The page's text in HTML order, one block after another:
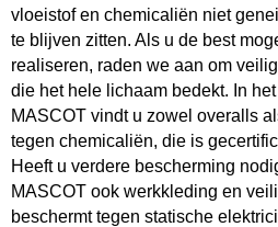
vloeistof en chemicaliën niet
te blijven zitten. Als u de best
realiseren, raden we aan om
die het hele lichaam bedekt. In
MASCOT vindt u zowel overalls
tegen chemicaliën, die is
Heeft u verdere bescherming
MASCOT ook werkkleding en
beschermt tegen statische